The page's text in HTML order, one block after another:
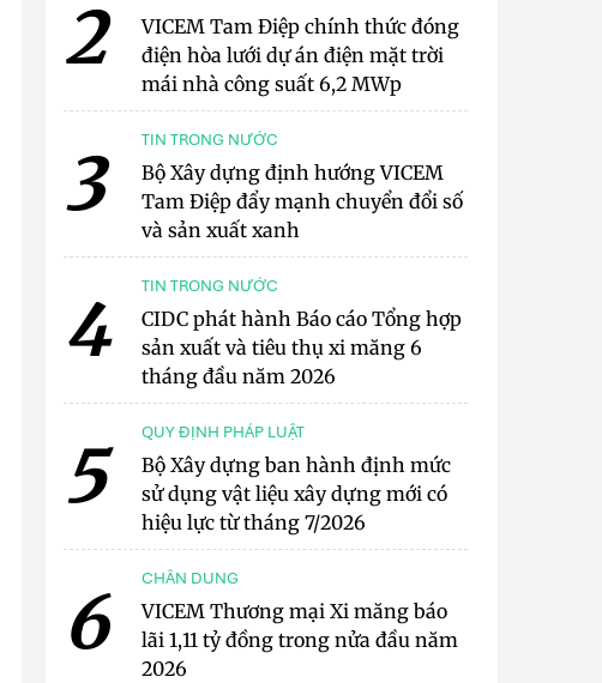
2
VICEM Tam Điệp chính thức đóng
điện hòa lưới dự án điện mặt trời
mái nhà công suất 6,2 MWp
3 TIN TRONG NƯỚC
Bộ Xây dựng định hướng VICEM
Tam Điệp đẩy mạnh chuyển đổi số
và sản xuất xanh
4 TIN TRONG NƯỚC
CIDC phát hành Báo cáo Tổng hợp
sản xuất và tiêu thụ xi măng 6
tháng đầu năm 2026
5 QUY ĐỊNH PHÁP LUẬT
Bộ Xây dựng ban hành định mức
sử dụng vật liệu xây dựng mới có
hiệu lực từ tháng 7/2026
6 CHÂN DUNG
VICEM Thương mại Xi măng báo
lãi 1,11 tỷ đồng trong nửa đầu năm
2026